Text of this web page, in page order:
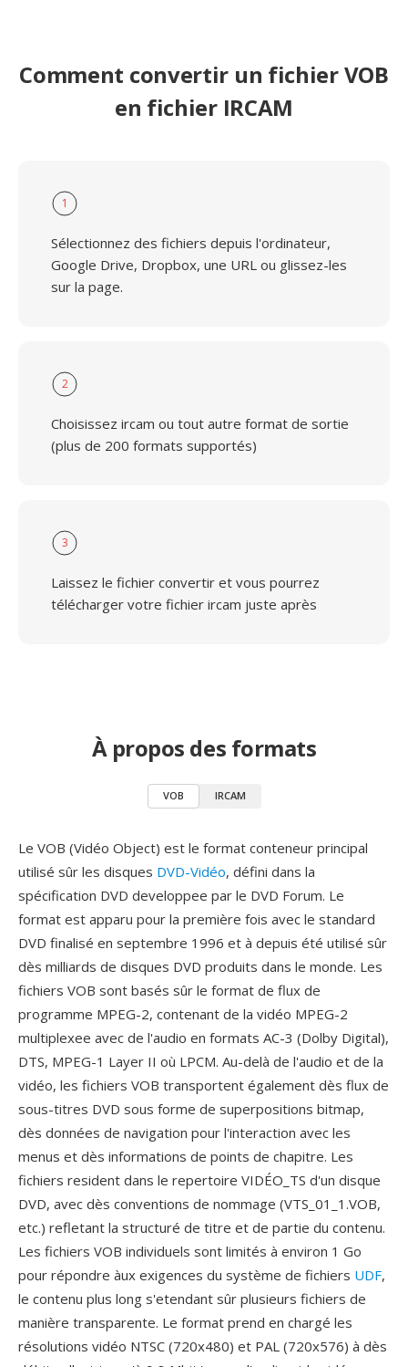
Comment convertir un fichier VOB
en fichier IRCAM
1
Sélectionnez des fichiers depuis l'ordinateur,
Google Drive, Dropbox, une URL ou glissez-les
sur la page.
2
Choisissez ircam ou tout autre format de sortie
(plus de 200 formats supportés)
3
Laissez le fichier convertir et vous pourrez
télécharger votre fichier ircam juste après
À propos des formats
VOB IRCAM
Le VOB (Vidéo Object) est le format conteneur principal
utilisé sûr les disques DVD-Vidéo, défini dans la
spécification DVD developpee par le DVD Forum. Le
format est apparu pour la première fois avec le standard
DVD finalisé en septembre 1996 et à depuis été utilisé sûr
dès milliards de disques DVD produits dans le monde. Les
fichiers VOB sont basés sûr le format de flux de
programme MPEG-2, contenant de la vidéo MPEG-2
multiplexee avec de l'audio en formats AC-3 (Dolby Digital),
DTS, MPEG-1 Layer II où LPCM. Au-delà de l'audio et de la
vidéo, les fichiers VOB transportent également dès flux de
sous-titres DVD sous forme de superpositions bitmap,
dès données de navigation pour l'interaction avec les
menus et dès informations de points de chapitre. Les
fichiers resident dans le repertoire VIDÉO_TS d'un disque
DVD, avec dès conventions de nommage (VTS_01_1.VOB,
etc.) refletant la structuré de titre et de partie du contenu.
Les fichiers VOB individuels sont limités à environ 1 Go
pour répondre àux exigences du système de fichiers UDF,
le contenu plus long s'etendant sûr plusieurs fichiers de
manière transparente. Le format prend en chargé les
résolutions vidéo NTSC (720x480) et PAL (720x576) à dès